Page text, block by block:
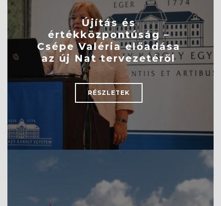
Újítás és
értékközpontúság –
Csépe Valéria előadása
az új Nat tervezetéről
RÉSZLETEK